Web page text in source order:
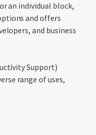
an individual block,
and offers
and business
Support)
range of uses,